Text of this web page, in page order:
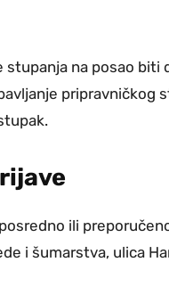
stupanja na posao
pripravničkog
ili
i šumarstva, ulica